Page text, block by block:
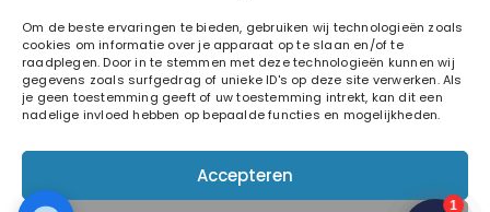
Om de beste ervaringen te bieden, gebruiken wij technologieën zoals
cookies om informatie over je apparaat op te slaan en/of te
raadplegen. Door in te stemmen met deze technologieën kunnen wij
gegevens zoals surfgedrag of unieke ID's op deze site verwerken. Als
je geen toestemming geeft of uw toestemming intrekt, kan dit een
nadelige invloed hebben op bepaalde functies en mogelijkheden.
Accepteren
© 2026 Light and Sound Factory. Alle rechten voorbehouden.